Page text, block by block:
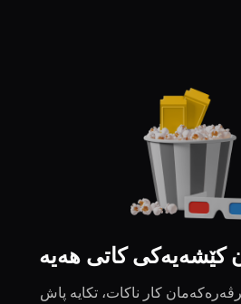
کێشەیەکی کاتی هەیە
کار ناکات، تکایە پاش